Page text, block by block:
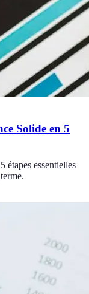
Solide en 5
étapes essentielles